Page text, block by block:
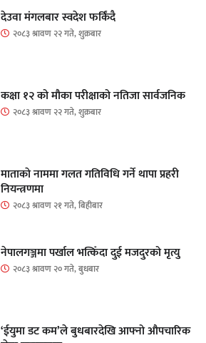
देउवा मंगलबार स्वदेश फर्किंदै
२०८३ श्रावण २२ गते, शुक्रबार
कक्षा १२ को मौका परीक्षाको नतिजा सार्वजनिक
२०८३ श्रावण २२ गते, शुक्रबार
माताकाे नाममा गलत गतिविधि गर्ने थापा प्रहरी
नियन्त्रणमा
२०८३ श्रावण २१ गते, बिहीबार
नेपालगञ्जमा पर्खाल भत्किँदा दुई मजदुरको मृत्यु
२०८३ श्रावण २० गते, बुधबार
‘ईयुमा डट कम’ले बुधबारदेखि आफ्नो औपचारिक